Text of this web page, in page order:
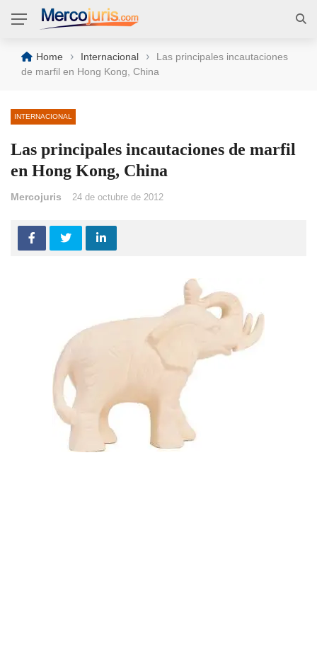
Home › Internacional ›
Las principales incautaciones
de marfil en Hong Kong, China
INTERNACIONAL
Las principales incautaciones de marfil
en Hong Kong, China
Mercojuris 24 de octubre de 2012